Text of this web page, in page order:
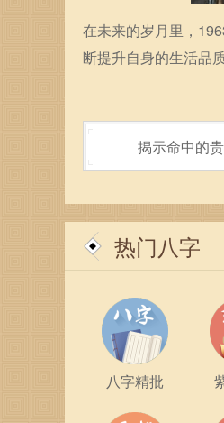
在未来的岁月里，
断提升自身的生活品
揭示命中的
热门八字
八字精批